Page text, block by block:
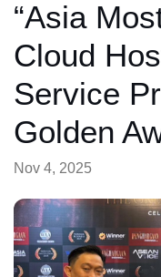
“Asia
Cloud
Service
Golden
Nov 4, 2025